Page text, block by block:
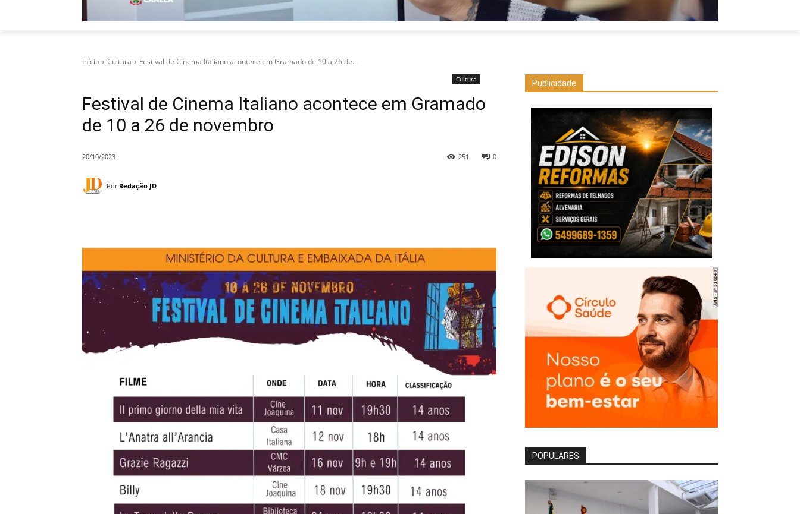
Início Cultura Festival de Cinema Italiano acontece em Gramado de 10 a 26 de...
Cultura
Festival de Cinema Italiano acontece em Gramado
de 10 a 26 de novembro
20/10/2023 0
251
Por Redação JD
Publicidade
POPULARES